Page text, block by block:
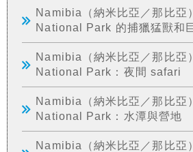
Namibia（納米比亞／那比亞
National Park 的捕獵猛獸和
Namibia（納米比亞／那比亞
National Park：夜間 safari
Namibia（納米比亞／那比亞
National Park：水潭與營地
Namibia（納米比亞／那比亞